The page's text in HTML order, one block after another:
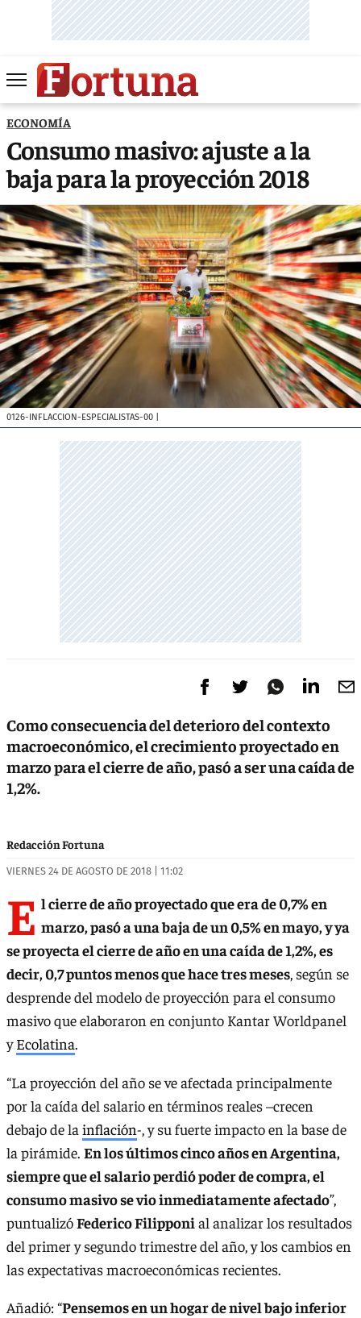
ECONOMÍA
Consumo masivo: ajuste a la
baja para la proyección 2018
0126-INFLACCION-ESPECIALISTAS-00
Como consecuencia del deterioro del contexto
macroeconómico, el crecimiento proyectado en
marzo para el cierre de año, pasó a ser una caída de
1,2%.
Redacción Fortuna
VIERNES 24 DE AGOSTO DE 2018 | 11:02
E l cierre de año proyectado que era de 0,7% en
marzo, pasó a una baja de un 0,5% en mayo, y ya
se proyecta el cierre de año en una caída de 1,2%, es
decir, 0,7 puntos menos que hace tres meses, según se
desprende del modelo de proyección para el consumo
masivo que elaboraron en conjunto Kantar Worldpanel
yEcolatina.
“La proyección del año se ve afectada principalmente
por la caída del salario en términos reales –crecen
debajo de la inflación-, y su fuerte impacto en la base de
la pirámide. En los últimos cinco años en Argentina,
siempre que el salario perdió poder de compra, el
consumo masivo se vio inmediatamente afectado”,
puntualizóFederico Filipponi al analizar los resultados
del primer y segundo trimestre del año, y los cambios en
las expectativas macroeconómicas recientes.
Añadió: “Pensemos en un hogar de nivel bajo inferior